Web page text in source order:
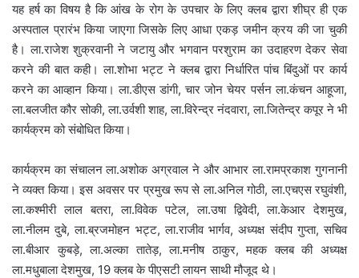
यह हर्ष का विषय है कि आंख के रोग के उपचार के लिए क्लब द्वारा शीघ्र ही एक
अस्पताल प्रारंभ किया जाएगा जिसके लिए आधा एकड़ जमीन क्रय की जा चुकी
है। ला.राजेश शुक्रवानी ने जटायु और भगवान परशुराम का उदाहरण देकर सेवा
करने की बात कही। ला.शोभा भट्ट ने क्लब द्वारा निर्धारित पांच बिंदुओं पर कार्य
करने का आव्हान किया। ला.डीएस डांगी, चार जोन चेयर पर्सन ला.कंचन आहूजा,
ला.बलजीत कौर सोकी, ला.उर्वशी शाह, ला.विरेन्द्र नंदवारा, ला.जितेन्द्र कपूर ने भी
कार्यक्रम को संबोधित किया।
कार्यक्रम का संचालन ला.अशोक अग्रवाल ने और आभार ला.रामप्रकाश गुगनानी
ने व्यक्त किया। इस अवसर पर प्रमुख रूप से ला.अनिल गोठी, ला.एचएस रघुवंशी,
ला.कश्मीरी लाल बतरा, ला.विवेक पटेल, ला.उषा द्विवेदी, ला.केआर देशमुख,
ला.नीलम दुबे, ला.ब्रजमोहन भट्ट, ला.राजीव भार्गव, अध्यक्ष संदीप गुप्ता, सचिव
ला.बीआर कुबड़े, ला.अल्का तातेड़, ला.मनीष ठाकुर, महक क्लब की अध्यक्ष
ला.मधुबाला देशमुख, 19 क्लब के पीएसटी लायन साथी मौजूद थे।